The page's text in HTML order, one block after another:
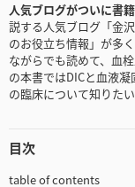
人気ブログがついに書籍
説する人気ブログ「金
のお役立ち情報」が多
ながらでも読めて、血
の本書ではDICと血液
の臨床について知りた
目次
table of contents